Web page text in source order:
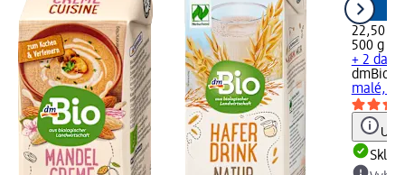
22,50 Kč
500 g
+ 2
dmBio
malé,